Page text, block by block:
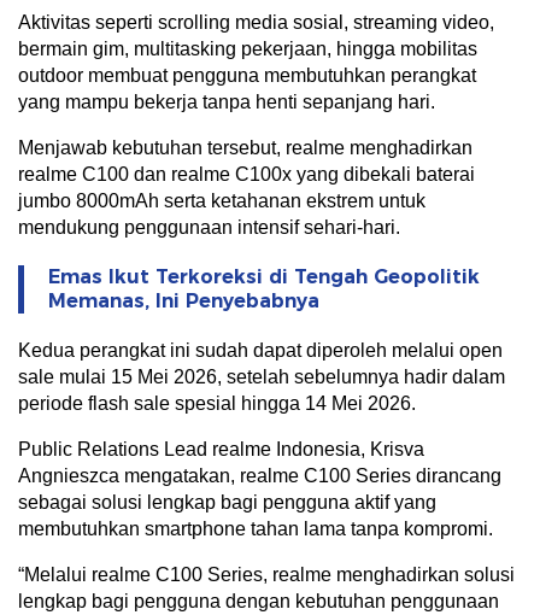
Aktivitas seperti scrolling media sosial, streaming video,
bermain gim, multitasking pekerjaan, hingga mobilitas
outdoor membuat pengguna membutuhkan perangkat
yang mampu bekerja tanpa henti sepanjang hari.
Menjawab kebutuhan tersebut, realme menghadirkan
realme C100 dan realme C100x yang dibekali baterai
jumbo 8000mAh serta ketahanan ekstrem untuk
mendukung penggunaan intensif sehari-hari.
Emas Ikut Terkoreksi di Tengah Geopolitik
Memanas, Ini Penyebabnya
Kedua perangkat ini sudah dapat diperoleh melalui open
sale mulai 15 Mei 2026, setelah sebelumnya hadir dalam
periode flash sale spesial hingga 14 Mei 2026.
Public Relations Lead realme Indonesia, Krisva
Angnieszca mengatakan, realme C100 Series dirancang
sebagai solusi lengkap bagi pengguna aktif yang
membutuhkan smartphone tahan lama tanpa kompromi.
“Melalui realme C100 Series, realme menghadirkan solusi
lengkap bagi pengguna dengan kebutuhan penggunaan